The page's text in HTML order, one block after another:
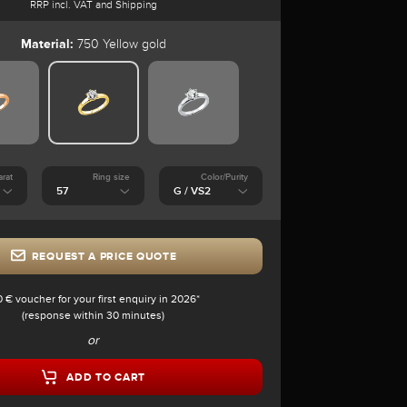
RRP incl. VAT and Shipping
Material: 750 Yellow gold
Ring size Color/Purity
REQUEST A PRICE QUOTE
€ voucher for your first enquiry in 2026*
(response within 30 minutes)
or
ADD TO CART